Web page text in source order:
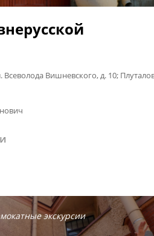
Всеволода Вишневского, д. 10;
экскурсии